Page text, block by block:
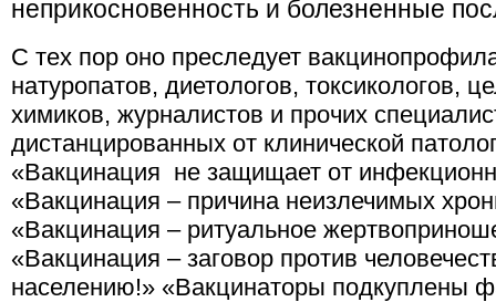
неприкосновенность и болезненные
С тех пор оно преследует
натуропатов, диетологов, токсикологов,
химиков, журналистов и прочих
дистанцированных от клинической
«Вакцинация не защищает от
«Вакцинация – причина неизлечимых
«Вакцинация – ритуальное
«Вакцинация – заговор против
населению!» «Вакцинаторы подкуплены